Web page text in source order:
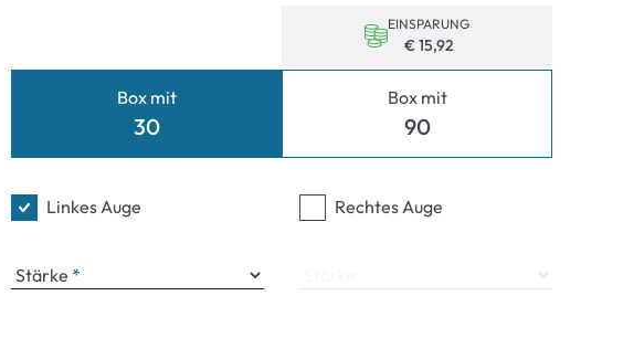
Pinzetten und weiteres Zubehör
Box mit
30
EINSPARUNG
€ 15,92
Box mit
90
Linkes Auge
Stärke
Rechtes Auge